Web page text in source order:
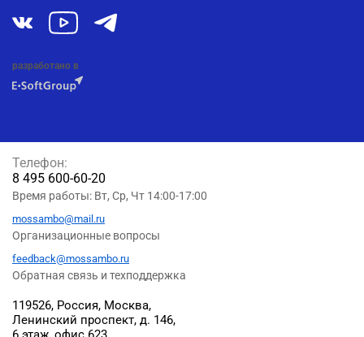
разработано в
119526, Россия, Москва,
Ленинский проспект, д. 146,
Телефон:
8 495 600-60-20
Время работы: Вт, Ср, Чт 14:00-17:00
mossambo@mail.ru
Организационные вопросы
feedback@mossambo.ru
Обратная связь и техподдержка